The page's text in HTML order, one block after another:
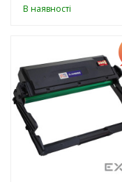
В наявності